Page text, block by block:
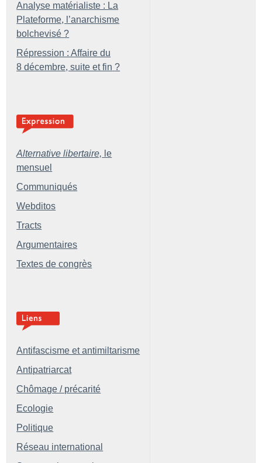
Analyse matérialiste : La
Plateforme, l’anarchisme
bolchevisé ?
Répression : Affaire du
8 décembre, suite et fin ?
Alternative libertaire, le
mensuel
Communiqués
Webditos
Tracts
Argumentaires
Textes de congrès
Antifascisme et antimiltarisme
Antipatriarcat
Chômage / précarité
Ecologie
Politique
Réseau international